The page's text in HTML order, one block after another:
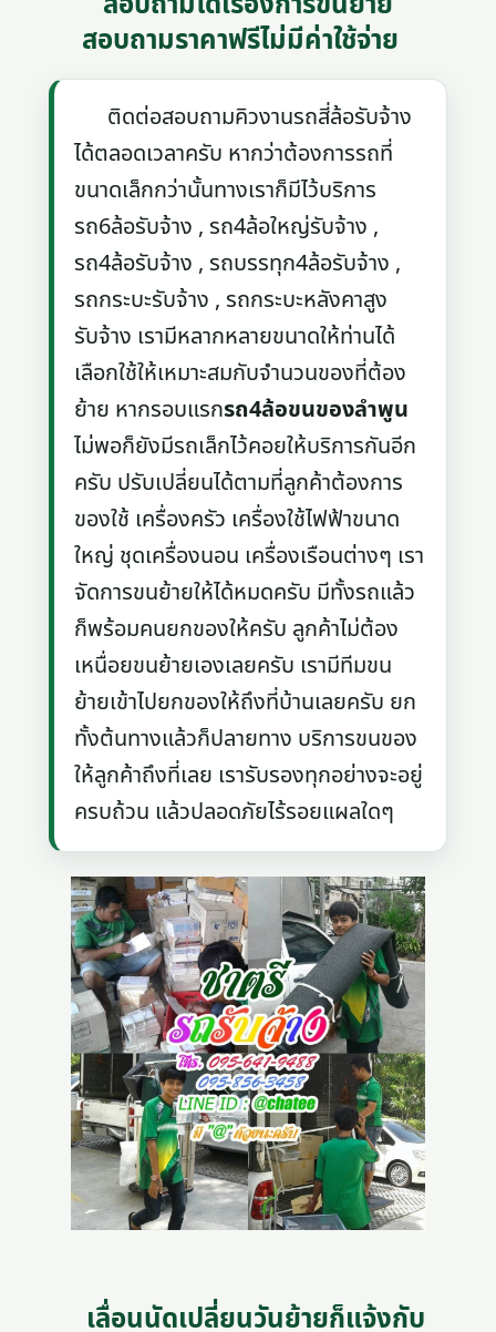
สอบถามราคาฟรีไม่มีค่าใช้จ่าย
ติดต่อสอบถามคิวงานรถสี่ล้อรับจ้าง
ได้ตลอดเวลาครับ หากว่าต้องการรถที่
ขนาดเล็กกว่านั้นทางเราก็มีไว้บริการ
รถ6ล้อรับจ้าง , รถ4ล้อใหญ่รับจ้าง ,
รถ4ล้อรับจ้าง , รถบรรทุก4ล้อรับจ้าง ,
รถกระบะรับจ้าง , รถกระบะหลังคาสูง
รับจ้าง เรามีหลากหลายขนาดให้ท่านได้
เลือกใช้ให้เหมาะสมกับจำนวนของที่ต้อง
ย้าย หากรอบแรกรถ4ล้อขนของลําพูน
ไม่พอก็ยังมีรถเล็กไว้คอยให้บริการกันอีก
ครับ ปรับเปลี่ยนได้ตามที่ลูกค้าต้องการ
ของใช้ เครื่องครัว เครื่องใช้ไฟฟ้าขนาด
ใหญ่ ชุดเครื่องนอน เครื่องเรือนต่างๆ เรา
จัดการขนย้ายให้ได้หมดครับ มีทั้งรถแล้ว
ก็พร้อมคนยกของให้ครับ ลูกค้าไม่ต้อง
เหนื่อยขนย้ายเองเลยครับ เรามีทีมขน
ย้ายเข้าไปยกของให้ถึงที่บ้านเลยครับ ยก
ทั้งต้นทางแล้วก็ปลายทาง บริการขนของ
ให้ลูกค้าถึงที่เลย เรารับรองทุกอย่างจะอยู่
ครบถ้วน แล้วปลอดภัยไร้รอยแผลใดๆ
เลื่อนนัดเปลี่ยนวันย้ายก็แจ้งกับ